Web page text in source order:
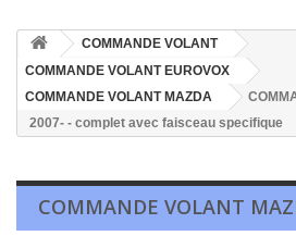
COMMANDE VOLANT
COMMANDE VOLANT EUROVOX
COMMANDE VOLANT MAZDA
2007- - complet avec faisceau specifique
COMMANDE VOLANT